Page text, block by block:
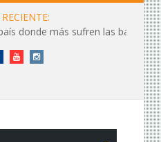
donde más sufren las baterías?
FacebookYouTubeInstagram